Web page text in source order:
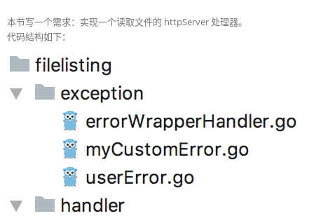
本节写一个需求：实现一个读取文件的 httpServer 处理器。
代码结构如下：